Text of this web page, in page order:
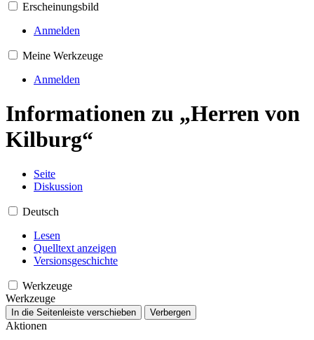
Erscheinungsbild
Anmelden
Meine Werkzeuge
Anmelden
Informationen zu „Herren von
Kilburg“
Seite
Diskussion
Deutsch
Lesen
Quelltext anzeigen
Versionsgeschichte
Werkzeuge
Werkzeuge
In die Seitenleiste verschieben Verbergen
Aktionen